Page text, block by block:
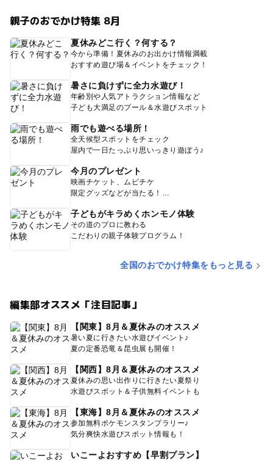
親子のおでかけ特集 8月
夏休みどこ行く？何する？
今から準備！夏休みのお出かけ情報満載
おすすめ遊び場＆イベントをチェック！
暑さに負けずに全力水遊び！
年齢別や人気アトラクション情報など
子ども大満足のプール＆水遊びスポット
雨でも遊べる場所！
全天候型スポットをチェック
屋内で一日たっぷり思いっきり遊ぼう♪
今月のプレゼント
映画チケット、ムビチケ
限定グッズなどが当たる！
子どもがキラめくホンモノ体験
その道のプロに教わる
こだわりの親子体験プログラム！
全国のおでかけ特集をもっと見る
編集部オススメ「注目記事」
【関東】8月＆夏休みのオススメ
暑い夏に行きたい水遊びイベント♪
夏の定番恐竜＆昆虫展も開催！
【関西】8月＆夏休みのオススメ
夏休みの思い出作りに行きたい夏祭り
水遊びスポット＆子供無料イベントも
【東海】8月＆夏休みのオススメ
参加無料ポケモンスタンプラリー♪
気分爽快水遊びスポット情報も！
いこーよおすすめ【早割プラン】